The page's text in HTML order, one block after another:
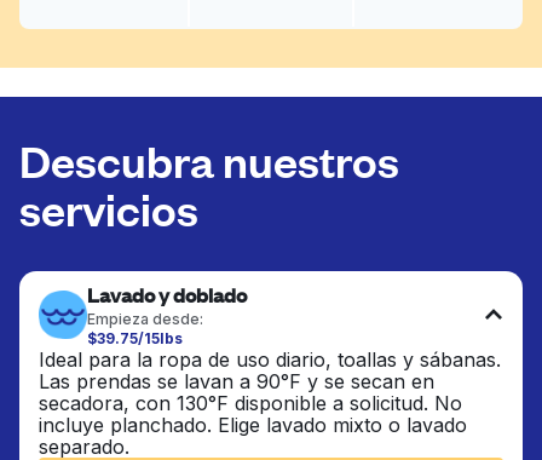
Descubra nuestros
servicios
Lavado y doblado
Empieza desde:
$39.75/15lbs
Ideal para la ropa de uso diario, toallas y sábanas.
Las prendas se lavan a 90°F y se secan en
secadora, con 130°F disponible a solicitud. No
incluye planchado. Elige lavado mixto o lavado
separado.